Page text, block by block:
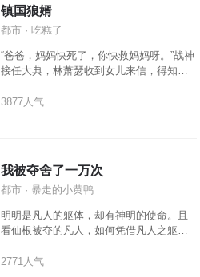
镇国狼婿
都市 · 吃糕了
“爸爸，妈妈快死了，你快救妈妈呀。”战神
接任大典，林萧瑟收到女儿来信，得知五
大难，毅然放弃战神之位，回归都市。 林
3877人气
我被夺舍了一万次
都市 · 暴走的小黄鸭
明明是凡人的躯体，却有神明的使命。且
看仙根被夺的凡人，如何凭借凡人之躯，
2771人气